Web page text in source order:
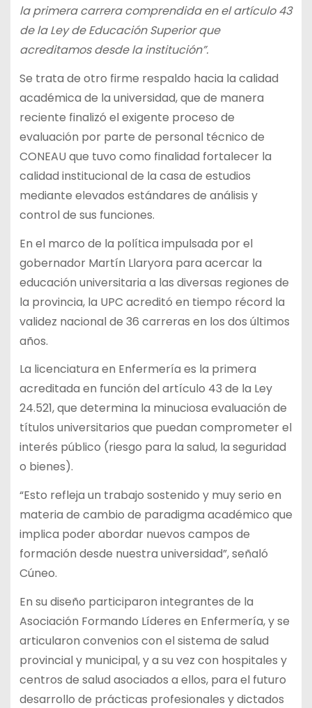
la primera carrera comprendida en el artículo 43
de la Ley de Educación Superior que
acreditamos desde la institución”.
Se trata de otro firme respaldo hacia la calidad
académica de la universidad, que de manera
reciente finalizó el exigente proceso de
evaluación por parte de personal técnico de
CONEAU que tuvo como finalidad fortalecer la
calidad institucional de la casa de estudios
mediante elevados estándares de análisis y
control de sus funciones.
En el marco de la política impulsada por el
gobernador Martín Llaryora para acercar la
educación universitaria a las diversas regiones de
la provincia, la UPC acreditó en tiempo récord la
validez nacional de 36 carreras en los dos últimos
años.
La licenciatura en Enfermería es la primera
acreditada en función del artículo 43 de la Ley
24.521, que determina la minuciosa evaluación de
títulos universitarios que puedan comprometer el
interés público (riesgo para la salud, la seguridad
o bienes).
“Esto refleja un trabajo sostenido y muy serio en
materia de cambio de paradigma académico que
implica poder abordar nuevos campos de
formación desde nuestra universidad”, señaló
Cúneo.
En su diseño participaron integrantes de la
Asociación Formando Líderes en Enfermería, y se
articularon convenios con el sistema de salud
provincial y municipal, y a su vez con hospitales y
centros de salud asociados a ellos, para el futuro
desarrollo de prácticas profesionales y dictados